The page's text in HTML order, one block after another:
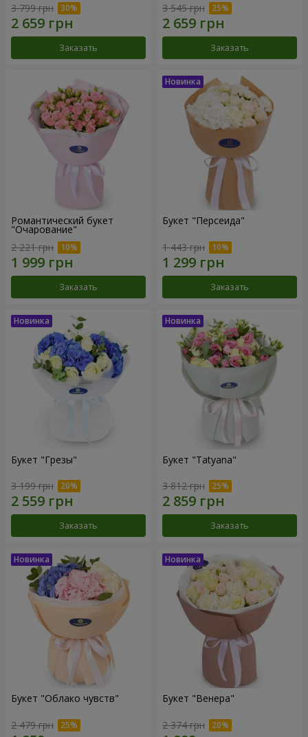
3 799 грн
Заказать
3 545 грн
Заказать
Романтический букет
"Очарование"
2 221 грн
Заказать
Букет "Персеида"
1 443 грн
Заказать
Букет "Грезы"
3 199 грн
Заказать
Букет "Tatyana"
3 812 грн
Заказать
Букет "Облако чувств"
2 479 грн
Букет "Венера"
2 374 грн